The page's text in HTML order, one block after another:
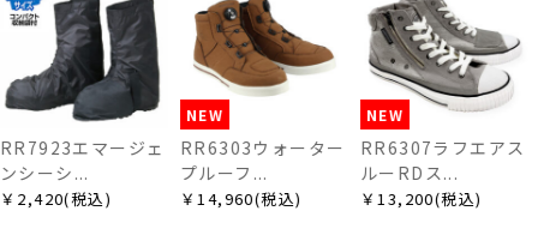
マージェ
込)
NEW
RR6303ウォーター
プルーフ...
￥14,960(税込)
RR6307ラフエアス
ルーRDス...
￥13,200(税込)
NEW
￥